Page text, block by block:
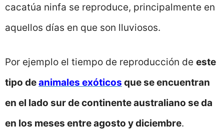
cacatúa ninfa se reproduce, principalmente en
aquellos días en que son lluviosos.
Por ejemplo el tiempo de reproducción de este
tipo deanimales exóticos que se encuentran
en el lado sur de continente australiano se da
en los meses entre agosto y diciembre.